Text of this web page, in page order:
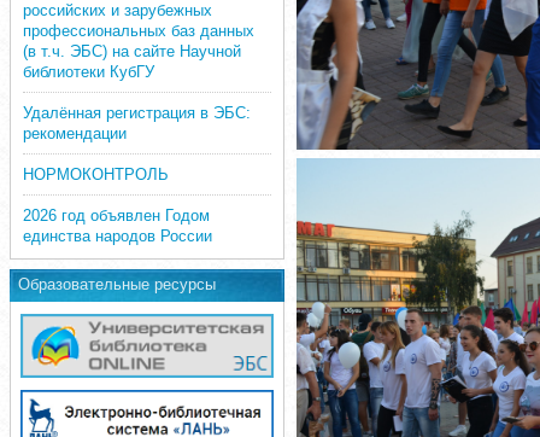
российских и зарубежных
профессиональных баз данных
(в т.ч. ЭБС) на сайте Научной
библиотеки КубГУ
Удалённая регистрация в ЭБС:
рекомендации
НОРМОКОНТРОЛЬ
2026 год объявлен Годом
единства народов России
Образовательные ресурсы